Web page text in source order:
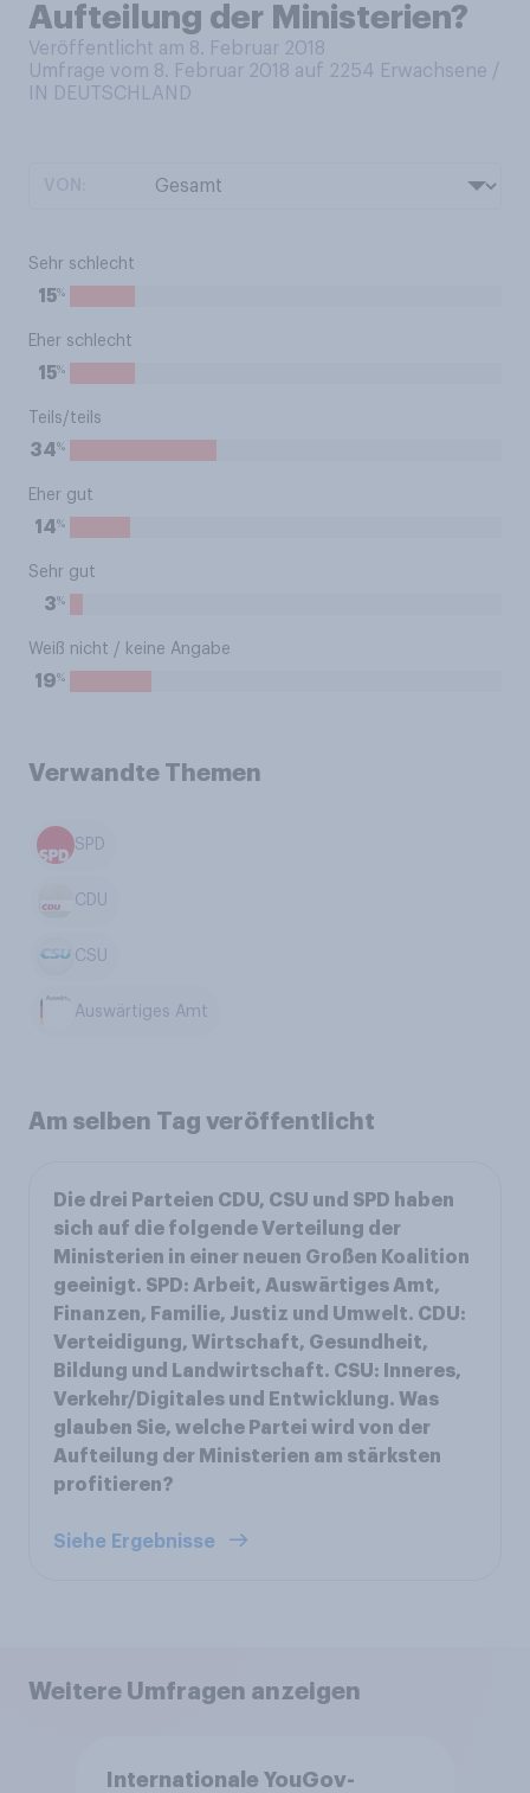
Aufteilung der Ministerien?
Veröffentlicht am 8. Februar 2018
Umfrage vom 8. Februar 2018 auf 2254 Erwachsene /
IN DEUTSCHLAND
Sehr schlecht
15%
Eher schlecht
15%
Teils/teils
34%
Eher gut
14%
Sehr gut
3%
Weiß nicht / keine Angabe
19%
Verwandte Themen
SPD
CDU
CSU
Auswärtiges Amt
Am selben Tag veröffentlicht
Die drei Parteien CDU, CSU und SPD haben
sich auf die folgende Verteilung der
Ministerien in einer neuen Großen Koalition
geeinigt. SPD: Arbeit, Auswärtiges Amt,
Finanzen, Familie, Justiz und Umwelt. CDU:
Verteidigung, Wirtschaft, Gesundheit,
Bildung und Landwirtschaft. CSU: Inneres,
Verkehr/Digitales und Entwicklung. Was
glauben Sie, welche Partei wird von der
Aufteilung der Ministerien am stärksten
profitieren?
Siehe Ergebnisse
Weitere Umfragen anzeigen
Internationale YouGov-